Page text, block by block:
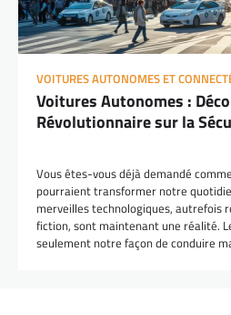
VOITURES AUTONOMES ET
Voitures Autonomes :
Révolutionnaire sur la
Vous êtes-vous déjà demandé
pourraient transformer notre
merveilles technologiques, autrefois
fiction, sont maintenant une réalité.
seulement notre façon de conduire